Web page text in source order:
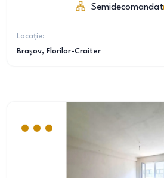
Semidecomandat
Locație:
Brașov, Florilor-Craiter